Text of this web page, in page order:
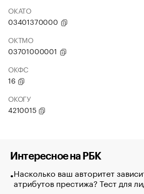
ОКАТО
03401370000
ОКТМО
03701000001
ОКФС
16
ОКОГУ
4210015
Интересное на РБК
Насколько ваш авторитет
атрибутов престижа? Тест для